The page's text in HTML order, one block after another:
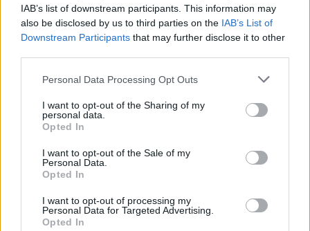
IAB’s list of downstream participants. This information may
also be disclosed by us to third parties on the IAB’s List of
Downstream Participants that may further disclose it to other
Personal Data Processing Opt Outs
I want to opt-out of the Sharing of my
personal data.
Opted In
I want to opt-out of the Sale of my
Personal Data.
Opted In
I want to opt-out of processing my
Personal Data for Targeted Advertising.
Opted In
ТЕЖОК ДЕН И ЈАВНО
ДЕМОЛИРАЊЕ НА ФИЛИПЧЕ:
Мицкоски откри дека
СУДСКАТА МАФИЈА РАБОТИ
ВАКА - Судијата Вулнет Винца
е пензиониран, три дена
откако му го врати пасошот
на бизнисменот Марковски
ПРЕДУПРЕДЕНИ СЕ: „Бугарија
Непалец
СКОКНА МИНИМАЛНИОТ